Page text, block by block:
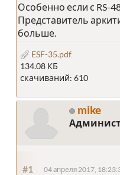
Особенно если с RS-
Представитель
больше.
ESF-35.pdf
134.08 КБ
скачиваний: 610
mike
#1 04 апреля 2017,